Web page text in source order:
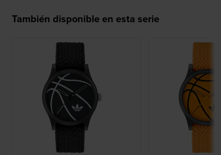
También disponible en esta serie